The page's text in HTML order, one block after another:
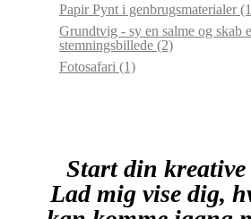
Papir Pynt i genbrugsmaterialer
Grundtvig - sy en salme og skab
stemningsbillede (2)
Fotosafari (1)
Start din kreative
Lad mig vise dig,